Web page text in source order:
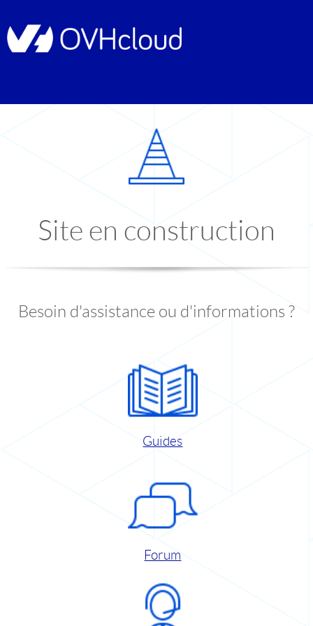
Site en construction
Besoin d'assistance ou d'informations ?
Guides
Forum